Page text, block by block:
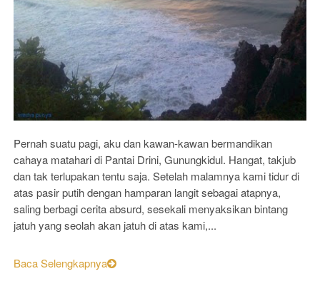
Pernah suatu pagi, aku dan kawan-kawan bermandikan
cahaya matahari di Pantai Drini, Gunungkidul. Hangat, takjub
dan tak terlupakan tentu saja. Setelah malamnya kami tidur di
atas pasir putih dengan hamparan langit sebagai atapnya,
saling berbagi cerita absurd, sesekali menyaksikan bintang
jatuh yang seolah akan jatuh di atas kami,...
Baca Selengkapnya